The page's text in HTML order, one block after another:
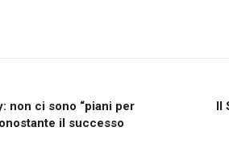
non ci sono “piani per
il successo
Il